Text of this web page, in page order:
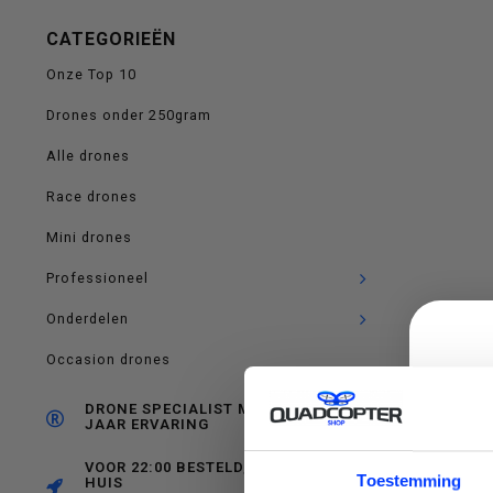
Toestemming
om
CATEGORIEËN
Onze Top 10
Drones onder 250gram
Alle drones
Race drones
Mini drones
Professioneel
Onderdelen
Occasion drones
DRONE SPECIALIST MET RUIM 10
JAAR ERVARING
VOOR 22:00 BESTELD, MORGEN IN
HUIS